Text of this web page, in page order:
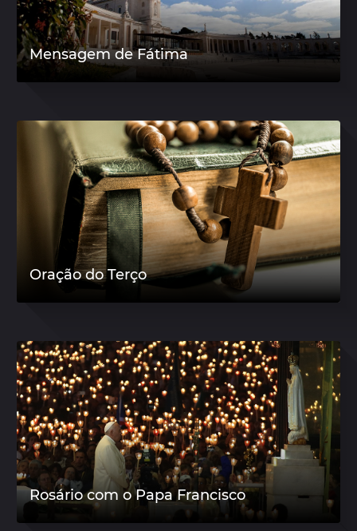
Mensagem de Fátima
Oração do Terço
Rosário com o Papa Francisco